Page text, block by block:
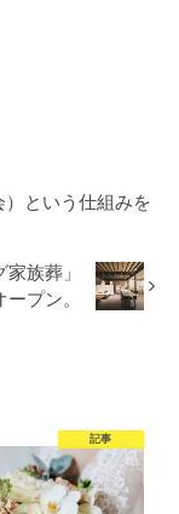
）という仕組みを
族葬」
ープン。
記事